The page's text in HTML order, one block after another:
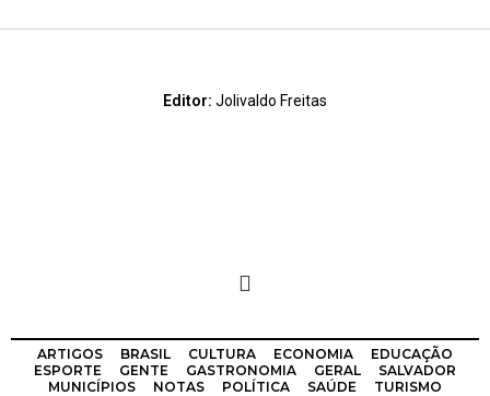
Editor: Jolivaldo Freitas
ARTIGOS BRASIL CULTURA ECONOMIA
EDUCAÇÃO
ESPORTE
GENTE GASTRONOMIA GERAL
SALVADOR
MUNICÍPIOS
NOTAS POLÍTICA SAÚDE TURISMO